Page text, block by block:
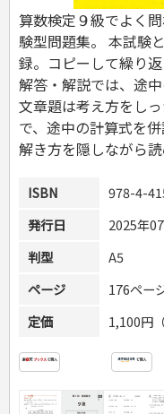
その他資格試験
算数検定９級でよく
験型問題集。 本試験
録。コピーして繰り
解答・解説では、途
文章題は考え方をし
で、途中の計算式を
解き方を隠しながら読
ISBN
978-4-
発行日
2025年
判型
A5
ページ
176ペー
定価
1,100円